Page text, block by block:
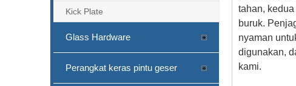
Kick Plate
Glass Hardware
Perangkat keras pintu geser
tahan,
buruk.
nyaman
digunakan,
kami.